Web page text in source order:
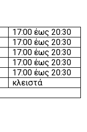
17:00 έως 20:30
17:00 έως 20:30
17:00 έως 20:30
17:00 έως 20:30
17:00 έως 20:30
κλειστά